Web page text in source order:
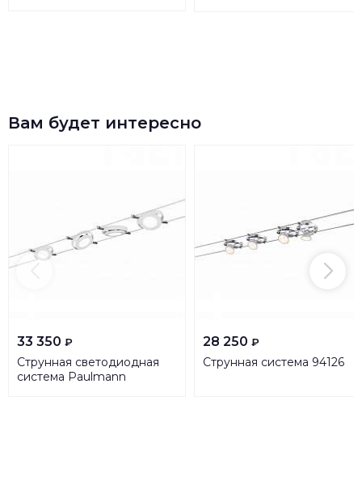
Вам будет интересно
33 350 ₽
Струнная светодиодная
система Paulmann
28 250 ₽
Струнная система 94126